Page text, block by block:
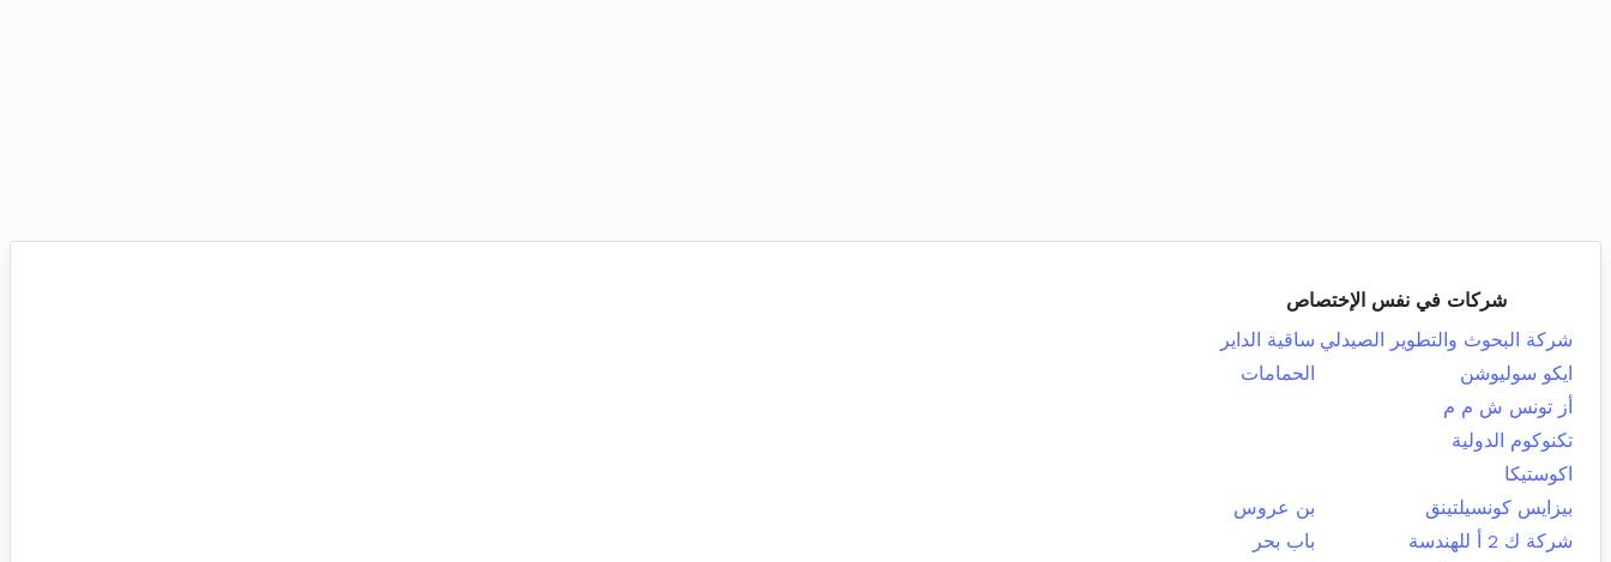
شركات في نفس الإختصاص
شركة البحوث والتطوير الصيدلي ساقية الداير
ايكو سوليوشن
الحمامات
أز تونس ش م م
تكنوكوم الدولية
اكوستيكا
بيزايس كونسيلتينق
بن عروس
شركة ك 2 أ للهندسة
باب بحر